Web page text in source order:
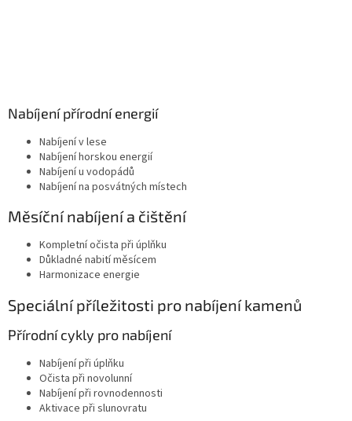
Nabíjení přírodní energií
Nabíjení v lese
Nabíjení horskou energií
Nabíjení u vodopádů
Nabíjení na posvátných místech
Měsíční nabíjení a čištění
Kompletní očista při úplňku
Důkladné nabití měsícem
Harmonizace energie
Speciální příležitosti pro nabíjení kamenů
Přírodní cykly pro nabíjení
Nabíjení při úplňku
Očista při novolunní
Nabíjení při rovnodennosti
Aktivace při slunovratu